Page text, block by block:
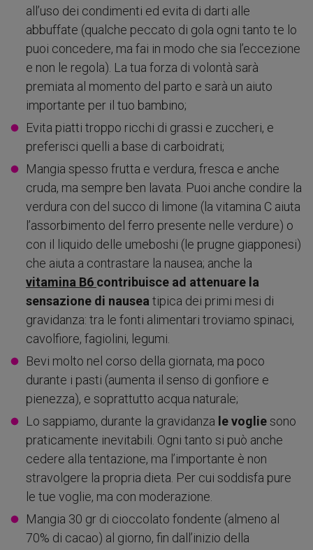
all’uso dei condimenti ed evita di darti alle
abbuffate (qualche peccato di gola ogni tanto te lo
puoi concedere, ma fai in modo che sia l’eccezione
e non le regola). La tua forza di volontà sarà
premiata al momento del parto e sarà un aiuto
importante per il tuo bambino;
Evita piatti troppo ricchi di grassi e zuccheri, e
preferisci quelli a base di carboidrati;
Mangia spesso frutta e verdura, fresca e anche
cruda, ma sempre ben lavata. Puoi anche condire la
verdura con del succo di limone (la vitamina C aiuta
l’assorbimento del ferro presente nelle verdure) o
con il liquido delle umeboshi (le prugne giapponesi)
che aiuta a contrastare la nausea; anche la
vitamina B6 contribuisce ad attenuare la
sensazione di nausea tipica dei primi mesi di
gravidanza: tra le fonti alimentari troviamo spinaci,
cavolfiore, fagiolini, legumi.
Bevi molto nel corso della giornata, ma poco
durante i pasti (aumenta il senso di gonfiore e
pienezza), e soprattutto acqua naturale;
Lo sappiamo, durante la gravidanza le vogliesono
praticamente inevitabili. Ogni tanto si può anche
cedere alla tentazione, ma l’importante è non
stravolgere la propria dieta. Per cui soddisfa pure
le tue voglie, ma con moderazione.
Mangia 30 gr di cioccolato fondente (almeno al
70% di cacao) al giorno, fin dall’inizio della